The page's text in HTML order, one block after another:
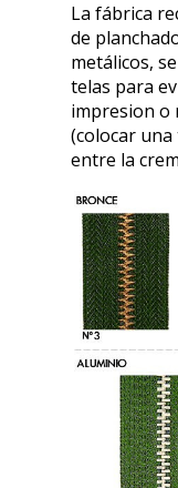
La fábrica
de
metálicos,
telas para
impresion o
(colocar
entre la